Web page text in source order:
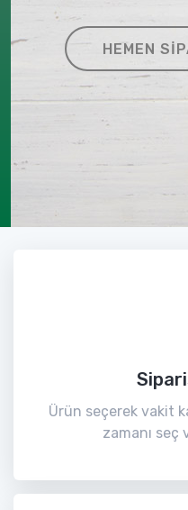
HEMEN
Ürün seçerek vakit
zamanı seç